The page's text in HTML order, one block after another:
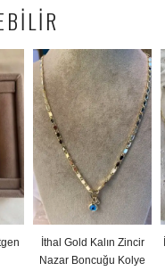
Gold Kalın Zincir
Boncuğu Kolye
İthal